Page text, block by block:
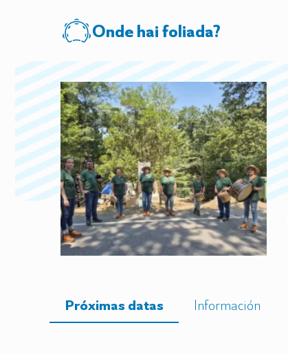
Onde hai foliada?
Próximas datas Información